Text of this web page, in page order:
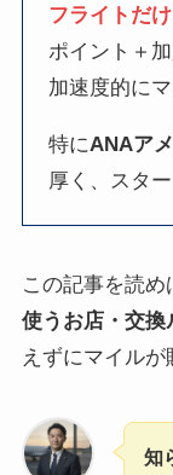
フライトだけ
ポイント＋
加速度的に
特にANAア
厚く、スタ
この記事を読め
使うお店・交換
えずにマイルが
知